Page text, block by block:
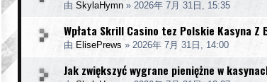
由 SkylaHymn » 2026年 7月 31日, 15:35
Wpłata Skrill Casino tez Polskie Kasyna Z
由 ElisePrews » 2026年 7月 31日, 14:00
Jak zwiększyć wygrane pieniężne w